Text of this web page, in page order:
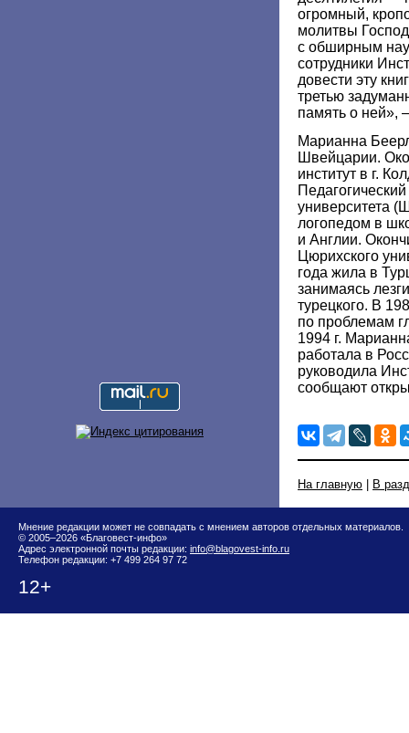
огромный,
молитвы
с обширным
сотрудники
довести эту
третью
память о ней»,
Марианна
Швейцарии.
институт в г.
университета
логопедом в
и Англии.
Цюрихского
года жила в
занимаясь
турецкого. В
по проблемам
1994 г.
работала в
руководила
сообщают
На главную | В
Мнение редакции может не совпадать с мнением авторов отдельных материалов.
© 2005–2026 «Благовест-инфо»
Адрес электронной почты редакции: info@blagovest-info.ru
Телефон редакции: +7 499 264 97 72
12+